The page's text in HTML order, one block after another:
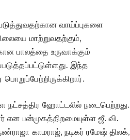
வாய்ப்புகளை
மாற்றுவதற்கும்,
பாலத்தை உருவாக்கும்
இந்த
நட்சத்திர ஹோட்டலில் நடைபெற்றது.
என பன்முகத்திறமையுள்ள ஜீ. வி.
காமராஜ், நடிகர் ரமேஷ் திலக்,